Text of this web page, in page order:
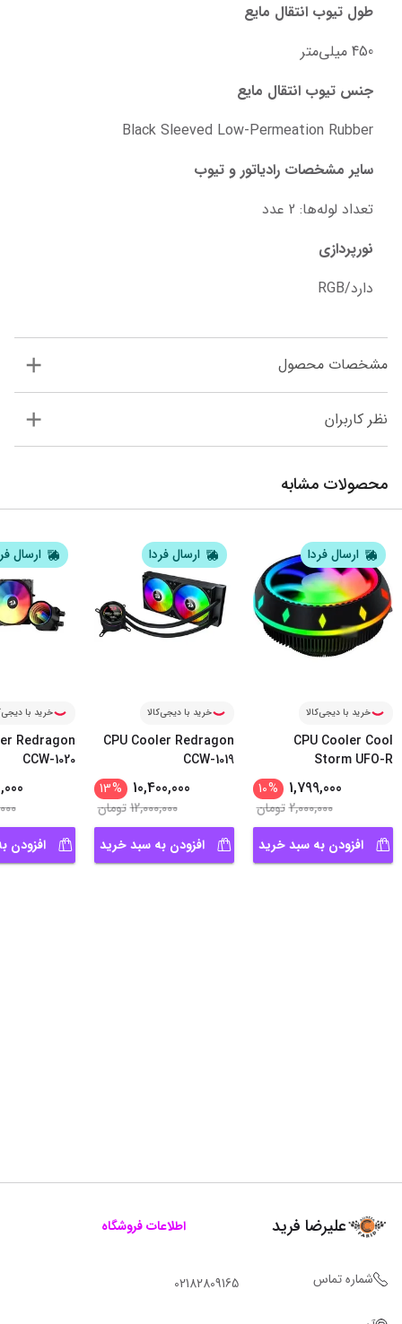
طول تیوب انتقال مایع
450 میلی‌متر
جنس تیوب انتقال مایع
Black Sleeved Low-Permeation Rubber
سایر مشخصات رادیاتور و تیوب
تعداد لوله‌ها: 2 عدد
نورپردازی
دارد/RGB
مشخصات محصول
نظر کاربران
محصولات مشابه
ارسال فردا
خرید با دیجی‌کالا
CPU Cooler Cool
Storm UFO-R
1,799,000
%
10
2,000,000تومان
افزودن به سبد خرید
ارسال فردا
خرید با دیجی‌کالا
CPU Cooler Redragon
CCW-1019
10,400,000
%
13
12,000,000تومان
افزودن به سبد خرید
ارسال
خرید با
Redragon
CCW-1020
افزودن
علیرضا فرید اطلاعات فروشگاه
شماره تماس 02182809165